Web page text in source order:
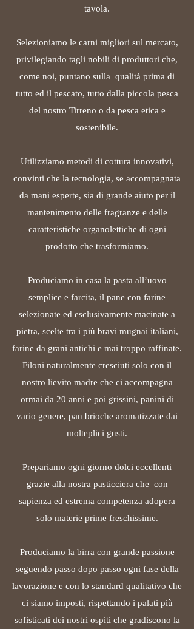
tavola.
Selezioniamo le carni migliori sul mercato,
privilegiando tagli nobili di produttori che,
come noi, puntano sulla qualità prima di
tutto ed il pescato, tutto dalla piccola pesca
del nostro Tirreno o da pesca etica e
sostenibile.
Utilizziamo metodi di cottura innovativi,
convinti che la tecnologia, se accompagnata
da mani esperte, sia di grande aiuto per il
mantenimento delle fragranze e delle
caratteristiche organolettiche di ogni
prodotto che trasformiamo.
Produciamo in casa la pasta all’uovo
semplice e farcita, il pane con farine
selezionate ed esclusivamente macinate a
pietra, scelte tra i più bravi mugnai italiani,
farine da grani antichi e mai troppo raffinate.
Filoni naturalmente cresciuti solo con il
nostro lievito madre che ci accompagna
ormai da 20 anni e poi grissini, panini di
vario genere, pan brioche aromatizzate dai
molteplici gusti.
Prepariamo ogni giorno dolci eccellenti
grazie alla nostra pasticciera che con
sapienza ed estrema competenza adopera
solo materie prime freschissime.
Produciamo la birra con grande passione
seguendo passo dopo passo ogni fase della
lavorazione e con lo standard qualitativo che
ci siamo imposti, rispettando i palati più
sofisticati dei nostri ospiti che gradiscono la